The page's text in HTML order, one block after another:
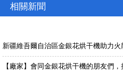
相關新聞
新疆維吾爾自治區金銀花烘干機助力火
【廠家】會同金銀花烘干機的朋友們